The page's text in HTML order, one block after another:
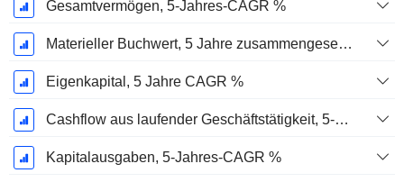
Gesamtvermögen, 5-Jahres-CAGR %
Materieller Buchwert, 5 Jahre zusammengesetzte jährliche Wachstumsrate %
Eigenkapital, 5 Jahre CAGR %
Cashflow aus laufender Geschäftstätigkeit, 5-Jahres-CAGR %
Kapitalausgaben, 5-Jahres-CAGR %